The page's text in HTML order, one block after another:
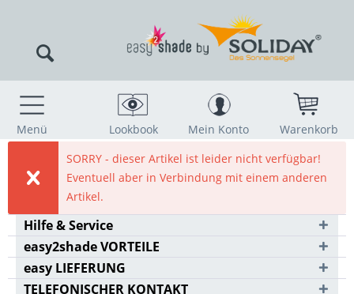
Menü Lookbook Mein Konto
Warenkorb
SORRY - dieser Artikel ist leider nicht verfügbar!
Eventuell aber in Verbindung mit einem anderen
Artikel.
Hilfe & Service
easy2shade VORTEILE
easy LIEFERUNG
TELEFONISCHER KONTAKT